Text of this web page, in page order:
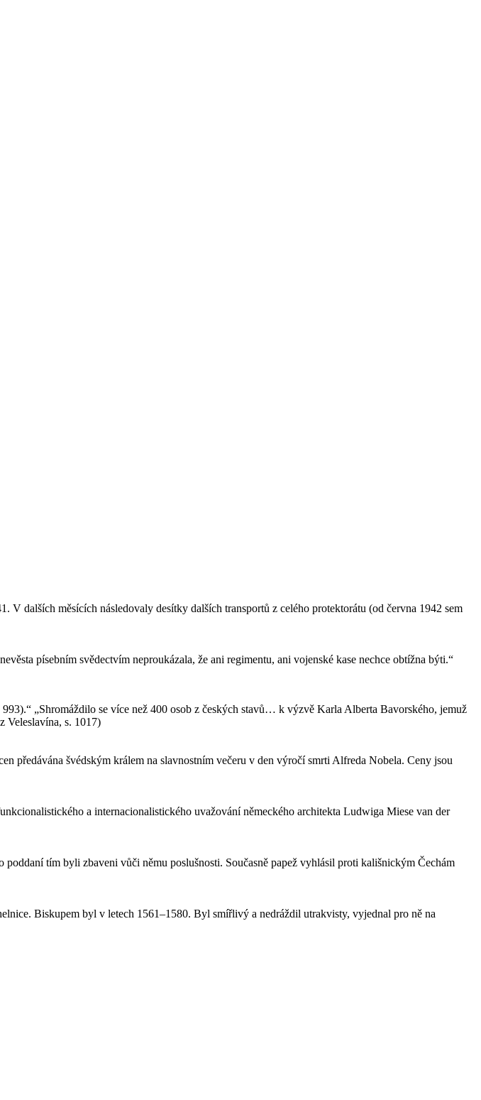
V dalších měsících následovaly desítky dalších transportů z celého protektorátu (od června 1942 sem
písebním svědectvím neproukázala, že ani regimentu, ani vojenské kase nechce obtížna býti.“
„Shromáždilo se více než 400 osob z českých stavů… k výzvě Karla Alberta Bavorského, jemuž
Veleslavína, s. 1017)
předávána švédským králem na slavnostním večeru v den výročí smrti Alfreda Nobela. Ceny jsou
a internacionalistického uvažování německého architekta Ludwiga Miese van der
tím byli zbaveni vůči němu poslušnosti. Současně papež vyhlásil proti kališnickým Čechám
Biskupem byl v letech 1561–1580. Byl smířlivý a nedráždil utrakvisty, vyjednal pro ně na